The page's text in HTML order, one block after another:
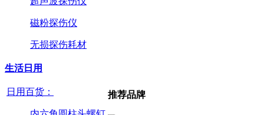
磁粉探伤仪
无损探伤耗材
生活日用
日用百货： 推荐品牌